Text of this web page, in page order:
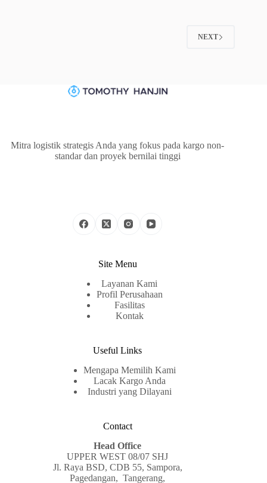
NEXT
Mitra logistik strategis Anda yang fokus pada kargo non-
standar dan proyek bernilai tinggi
Site Menu
Layanan Kami
Profil Perusahaan
Fasilitas
Kontak
Useful Links
Mengapa Memilih Kami
Lacak Kargo Anda
Industri yang Dilayani
Contact
Head Office
UPPER WEST 08/07 SHJ
Jl. Raya BSD, CDB 55, Sampora,
Pagedangan, Tangerang,